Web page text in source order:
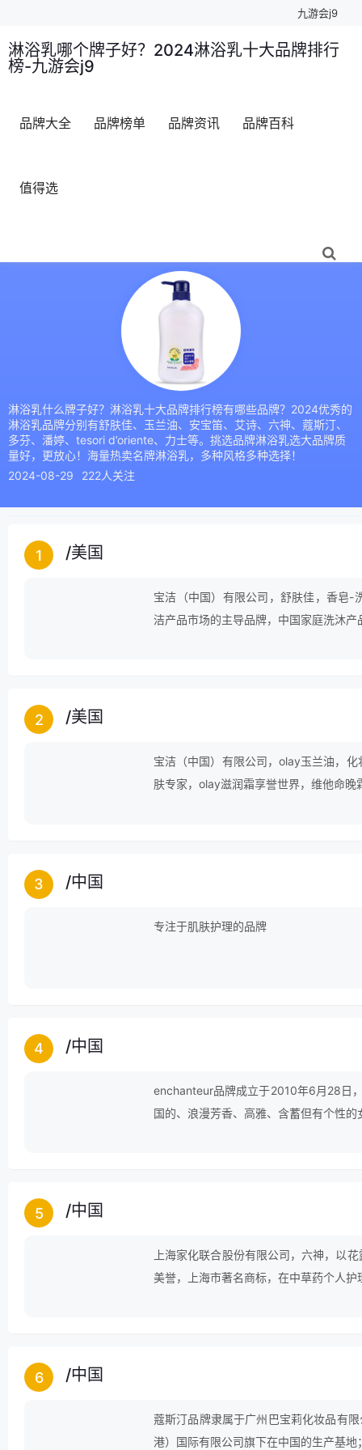
九游会j9
淋浴乳哪个牌子好？2024淋浴乳十大品牌排行
榜-九游会j9
品牌大全 品牌榜单 品牌资讯 品牌百科
值得选
淋浴乳什么牌子好？淋浴乳十大品牌排行榜有哪些品牌？2024优秀的
淋浴乳品牌分别有舒肤佳、玉兰油、安宝笛、艾诗、六神、蔻斯汀、
多芬、潘婷、tesori d’oriente、力士等。挑选品牌淋浴乳选大品牌质
量好，更放心！海量热卖名牌淋浴乳，多种风格多种选择！
2024-08-29
222人关注
1 /美国
宝洁（中国）有限公司，舒肤佳，香皂
洁产品市场的主导品牌，中国家庭洗沐
2 /美国
宝洁（中国）有限公司，olay玉兰油，
肤专家，olay滋润霜享誉世界，维他命晚
3 /中国
专注于肌肤护理的品牌
4 /中国
enchanteur品牌成立于2010年6月28日
国的、浪漫芳香、高雅、含蓄但有个性
5 /中国
上海家化联合股份有限公司，六神，以
美誉，上海市著名商标，在中草药个人
6 /中国
蔻斯汀品牌隶属于广州巴宝莉化妆品有
港）国际有限公司旗下在中国的生产基